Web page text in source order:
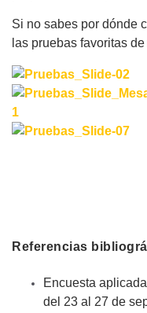
Si no sabes por dónde
las pruebas favoritas
Referencias
Encuesta
del 23 al 27 de